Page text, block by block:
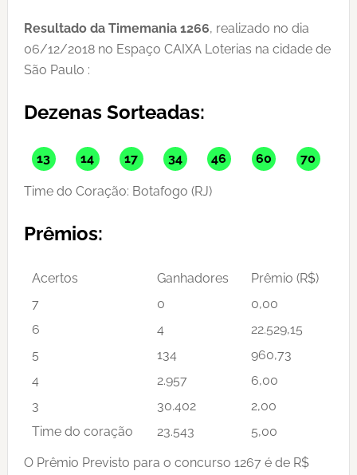
Resultado da Timemania 1266, realizado no dia
06/12/2018 no Espaço CAIXA Loterias na cidade de
São Paulo :
Dezenas Sorteadas:
13 14 17 34 46 60 70
Time do Coração: Botafogo (RJ)
Prêmios:
Acertos Ganhadores
Prêmio (R$)
7
0
0,00
6
4
22.529,15
5
134
960,73
4
2.957
6,00
3
30.402
2,00
Time do coração
23.543 5,00
O Prêmio Previsto para o concurso 1267 é de R$